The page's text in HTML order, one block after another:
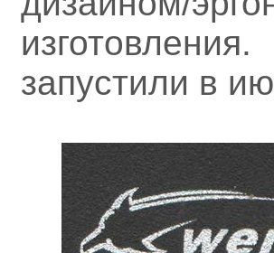
запустили в